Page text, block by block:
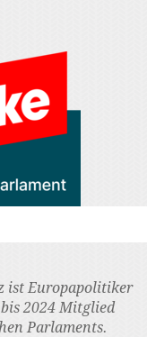
ist Europapolitiker
2024 Mitglied
Parlaments.